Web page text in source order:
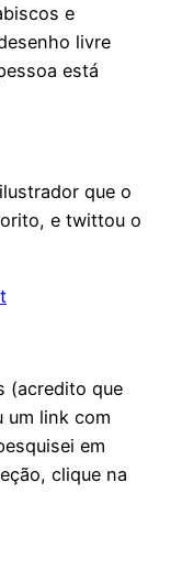
e
livre
está
que o
e twittou o
(acredito que
um link com
em
clique na